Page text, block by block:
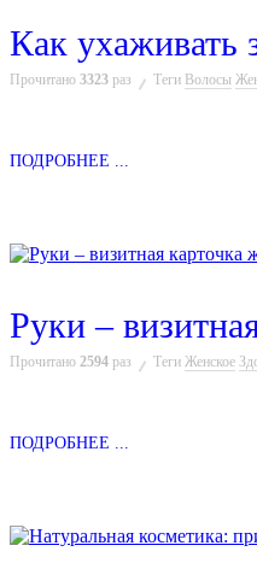
Как ухаживать
Прочитано 3323 раз Теги Волосы
ПОДРОБНЕЕ ...
Руки –
Прочитано 2594 раз Теги Женское
ПОДРОБНЕЕ ...